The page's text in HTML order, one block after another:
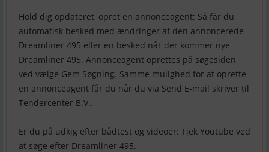
Hold dig opdateret, opret en annonceagent: Så får du
automatisk besked med ændringer af den annoncerede
Dreamliner 495 eller en besked når der kommer nye
Dreamliner 495. Annonceagent oprettes på søgesiden
ved vælge Gem Søgning. Samme mulighed for at oprette
en annonceagent får du når du via Send E-mail skriver til
Tendercenter B.V..
Er du på udkig efter bådtest og videoer: Tjek Youtube ved